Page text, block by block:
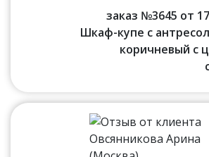
заказ №3645 от
Шкаф-купе с
коричневый с